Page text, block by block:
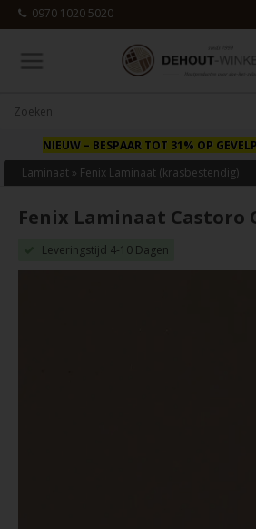
0970 1020 5020
NIEUW – BESPAAR TOT 31% OP
Laminaat » Fenix Laminaat (krasbestendig)
Fenix Laminaat Castoro
Leveringstijd 4-10 Dagen